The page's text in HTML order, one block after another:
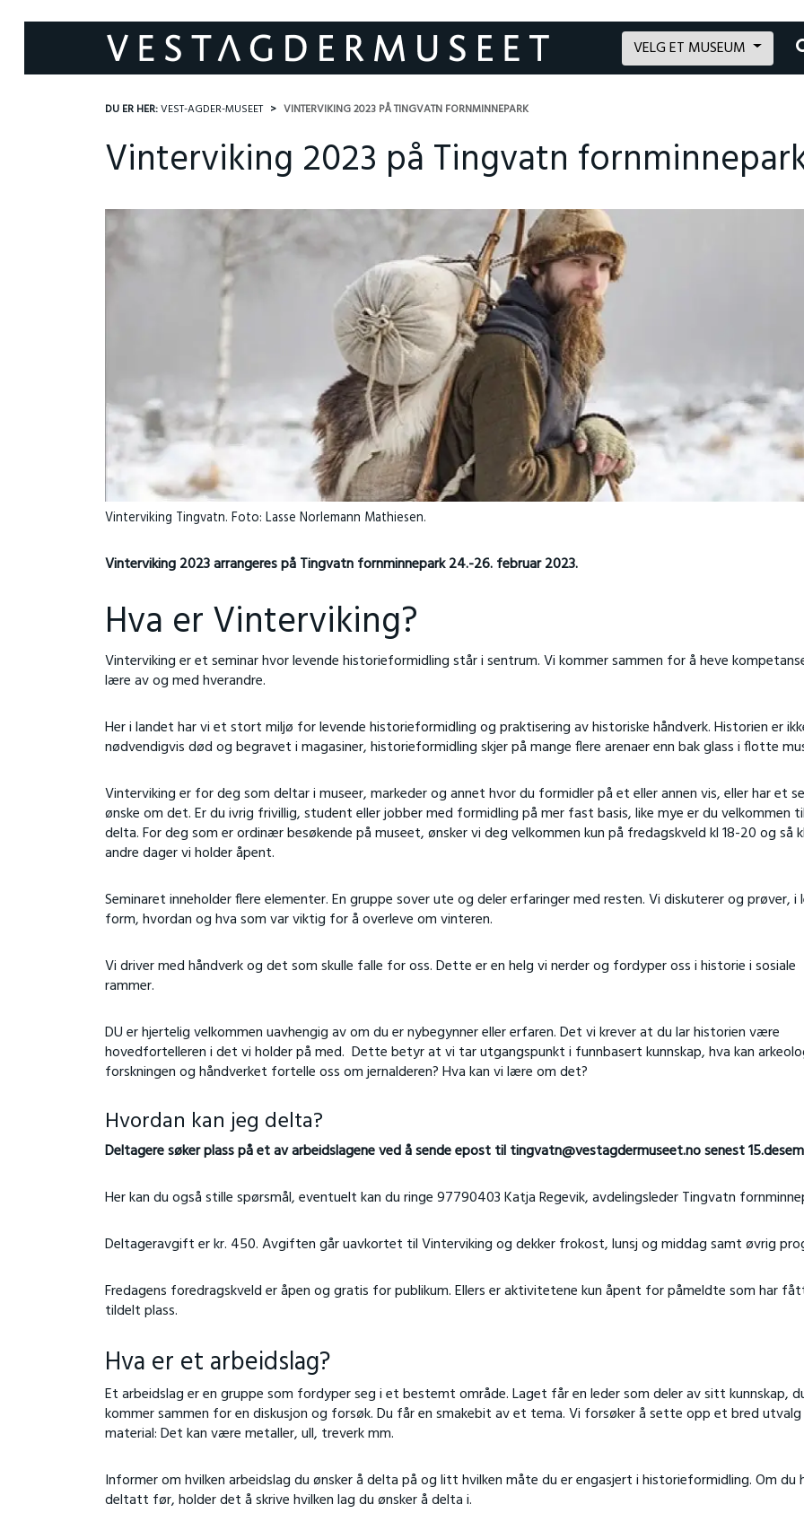
VELG ET MUSEUM
DU ER HER:VEST-AGDER-MUSEET VINTERVIKING 2023 PÅ TINGVATN FORNMINNEPARK
Vinterviking 2023 på Tingvatn
Vinterviking Tingvatn. Foto: Lasse Norlemann Mathiesen.
Vinterviking 2023 arrangeres på Tingvatn fornminnepark 24.-26. februar 2023.
Hva er Vinterviking?
Vinterviking er et seminar hvor levende historieformidling står i sentrum. Vi kommer sammen for å heve
lære av og med hverandre.
Her i landet har vi et stort miljø for levende historieformidling og praktisering av historiske håndverk. Historien er
nødvendigvis død og begravet i magasiner, historieformidling skjer på mange flere arenaer enn bak glass i flotte
Vinterviking er for deg som deltar i museer, markeder og annet hvor du formidler på et eller annen vis, eller har et
ønske om det. Er du ivrig frivillig, student eller jobber med formidling på mer fast basis, like mye er du velkommen
delta. For deg som er ordinær besøkende på museet, ønsker vi deg velkommen kun på fredagskveld kl 18-20 og så
andre dager vi holder åpent.
Seminaret inneholder flere elementer. En gruppe sover ute og deler erfaringer med resten. Vi diskuterer og prøver, i
form, hvordan og hva som var viktig for å overleve om vinteren.
Vi driver med håndverk og det som skulle falle for oss. Dette er en helg vi nerder og fordyper oss i historie i sosiale
rammer.
DU er hjertelig velkommen uavhengig av om du er nybegynner eller erfaren. Det vi krever at du lar historien være
hovedfortelleren i det vi holder på med. Dette betyr at vi tar utgangspunkt i funnbasert kunnskap, hva kan
forskningen og håndverket fortelle oss om jernalderen? Hva kan vi lære om det?
Hvordan kan jeg delta?
Deltagere søker plass på et av arbeidslagene ved å sende epost tiltingvatn@vestagdermuseet.no senest
Her kan du også stille spørsmål, eventuelt kan du ringe 97790403 Katja Regevik, avdelingsleder Tingvatn
Deltageravgift er kr. 450. Avgiften går uavkortet til Vinterviking og dekker frokost, lunsj og middag samt øvrig
Fredagens foredragskveld er åpen og gratis for publikum. Ellers er aktivitetene kun åpent for påmeldte som har
tildelt plass.
Hva er et arbeidslag?
Et arbeidslag er en gruppe som fordyper seg i et bestemt område. Laget får en leder som deler av sitt kunnskap,
kommer sammen for en diskusjon og forsøk. Du får en smakebit av et tema. Vi forsøker å sette opp et bred
material: Det kan være metaller, ull, treverk mm.
Informer om hvilken arbeidslag du ønsker å delta på og litt hvilken måte du er engasjert i historieformidling. Om du
deltatt før, holder det å skrive hvilken lag du ønsker å delta i.